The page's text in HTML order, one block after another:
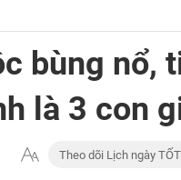
bùng nổ,
là 3 con
Theo dõi Lịch ngày